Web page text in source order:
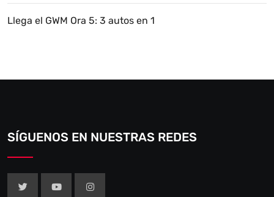
Llega el GWM Ora 5: 3 autos en 1
SÍGUENOS EN NUESTRAS REDES